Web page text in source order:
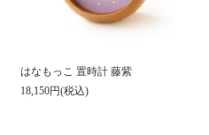
はなもっこ 置時計 藤紫
18,150円(税込)